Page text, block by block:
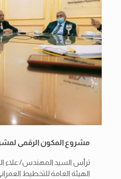
مشروع المكون الرقمى
ترأس السيد المهندس/ علاء
الهيئة العامة للتخطيط